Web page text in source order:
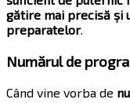
gătire mai precisă și
preparatelor.
Numărul de
Când vine vorba de